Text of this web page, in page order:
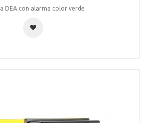
DEA con alarma color verde